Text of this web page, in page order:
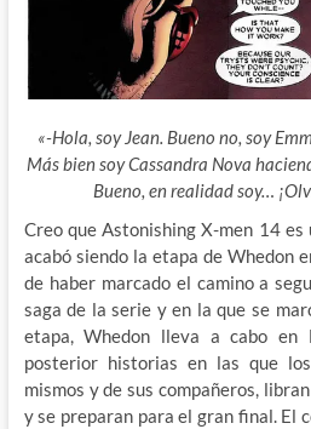
«-Hola, soy Jean. Bueno no, soy
Más bien soy Cassandra Nova
Bueno, en realidad soy…
Creo que Astonishing X-men 14 es
acabó siendo la etapa de Whedon
de haber marcado el camino a
saga de la serie y en la que se
etapa, Whedon lleva a cabo en
posterior historias en las que
mismos y de sus compañeros,
y se preparan para el gran final. El